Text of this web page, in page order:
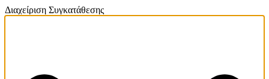
Διαχείριση Συγκατάθεσης